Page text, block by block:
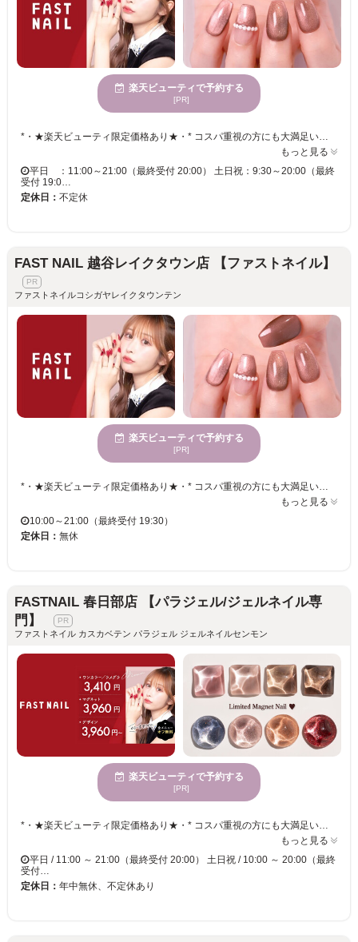
楽天ビューティで予約する
[PR]
もっと見る
平日 ：11:00～21:00（最終受付 20:00） 土日祝：9:30～20:00（最終
受付 19:0…
定休日： 不定休
FAST NAIL 越谷レイクタウン店 【ファストネイル】
ファストネイルコシガヤレイクタウンテン
楽天ビューティで予約する
[PR]
もっと見る
10:00～21:00（最終受付 19:30）
定休日： 無休
FASTNAIL 春日部店 【パラジェル/ジェルネイル専
門】
ファストネイル カスカベテン パラジェル ジェルネイルセンモン
楽天ビューティで予約する
[PR]
*・★楽天ビューティ限定価格あり★・* コスパ重視の方にも大満足いただいています！ ☑ 忙しい方にも嬉しい【時短ネイル】 ☑ 落ち着いた空間で【リラックス施術】 ☑ シンプル〜トレンド・ニュアンスまで【幅広いデザイン対応】 皆様のお悩み・理想に近づけるよう、 精一杯お施術させて頂きます。 リーズナブルな価格と丁寧な施術で リラックスできるひとときをお過ごしください。
もっと見る
平日 / 11:00 ～ 21:00（最終受付 20:00） 土日祝 / 10:00 ～ 20:00（最終
受付…
定休日： 年中無休、不定休あり